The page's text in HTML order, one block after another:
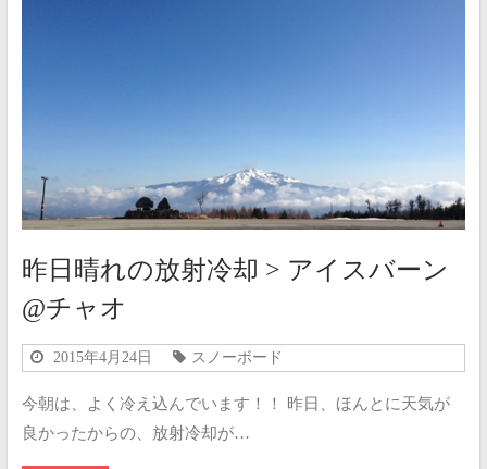
昨日晴れの放射冷却 > アイスバーン
@チャオ
2015年4月24日 スノーボード
今朝は、よく冷え込んでいます！！ 昨日、ほんとに天気が
良かったからの、放射冷却が…